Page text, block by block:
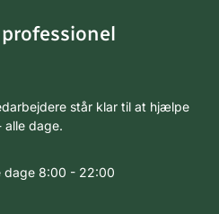
står klar til at hjælpe
alle dage.
dage 8:00 - 22:00